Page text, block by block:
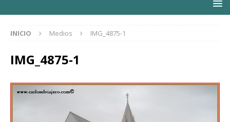
INICIO Medios IMG_4875-1
IMG_4875-1